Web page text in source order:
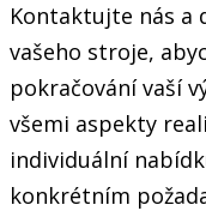
Kontaktujte nás a
vašeho stroje,
pokračování vaší
všemi aspekty
individuální
konkrétním